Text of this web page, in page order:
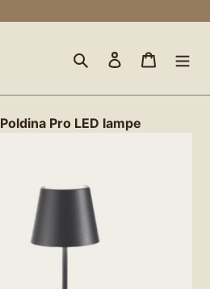
Søg Log ind
Poldina Pro LED lampe